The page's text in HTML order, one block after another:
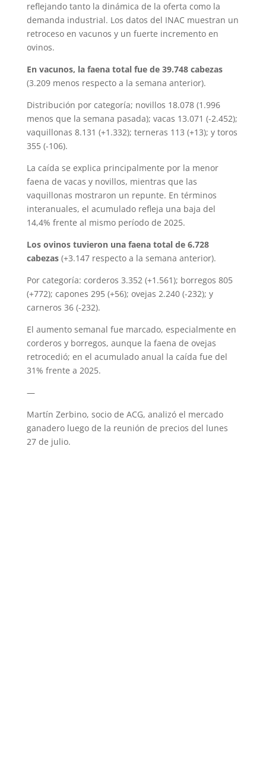
reflejando tanto la dinámica de la oferta como la
demanda industrial. Los datos del INAC muestran un
retroceso en vacunos y un fuerte incremento en
ovinos.
En vacunos, la faena total fue de 39.748 cabezas
(3.209 menos respecto a la semana anterior).
Distribución por categoría; novillos 18.078 (1.996
menos que la semana pasada); vacas 13.071 (-2.452);
vaquillonas 8.131 (+1.332); terneras 113 (+13); y toros
355 (-106).
La caída se explica principalmente por la menor
faena de vacas y novillos, mientras que las
vaquillonas mostraron un repunte. En términos
interanuales, el acumulado refleja una baja del
14,4% frente al mismo período de 2025.
Los ovinos tuvieron una faena total de 6.728
cabezas(+3.147 respecto a la semana anterior).
Por categoría: corderos 3.352 (+1.561); borregos 805
(+772); capones 295 (+56); ovejas 2.240 (-232); y
carneros 36 (-232).
El aumento semanal fue marcado, especialmente en
corderos y borregos, aunque la faena de ovejas
retrocedió; en el acumulado anual la caída fue del
31% frente a 2025.
—
Martín Zerbino, socio de ACG, analizó el mercado
ganadero luego de la reunión de precios del lunes
27 de julio.